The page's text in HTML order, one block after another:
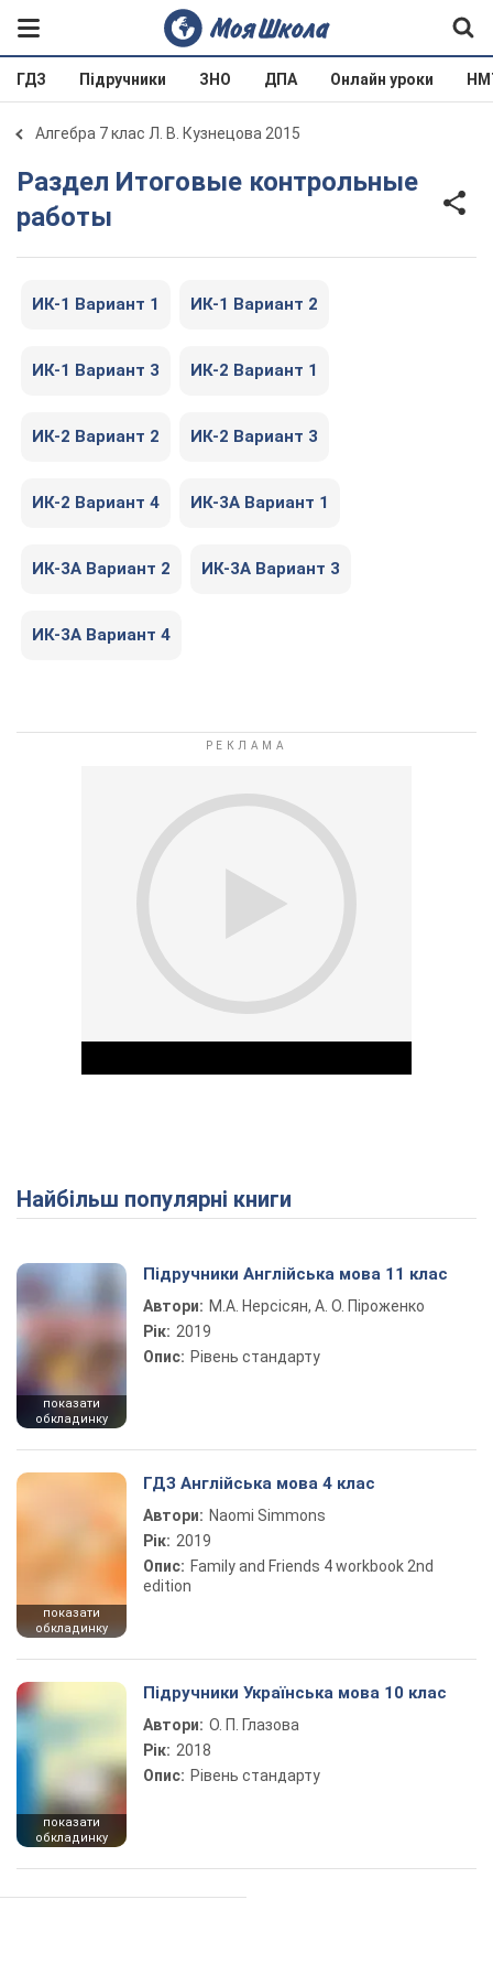
ГДЗ Підручники ЗНО ДПА Онлайн уроки
Алгебра 7 клас Л. В. Кузнецова 2015
Раздел Итоговые контрольные
работы
ИК-1 Вариант 1 ИК-1 Вариант 2
ИК-1 Вариант 3 ИК-2 Вариант 1
ИК-2 Вариант 2 ИК-2 Вариант 3
ИК-2 Вариант 4 ИК-3А Вариант 1
ИК-3А Вариант 2 ИК-3А Вариант 3
ИК-3А Вариант 4
Play Video
Найбільш популярні книги
показати
обкладинку
Підручники Англійська мова 11 клас
Автори: М.А. Нерсісян, А. О. Піроженко
Рік: 2019
Опис: Рівень стандарту
показати
обкладинку
ГДЗ Англійська мова 4 клас
Автори: Naomi Simmons
Рік: 2019
Опис: Family and Friends 4 workbook 2nd
edition
показати
обкладинку
Підручники Українська мова 10 клас
Автори: О. П. Глазова
Рік: 2018
Опис: Рівень стандарту